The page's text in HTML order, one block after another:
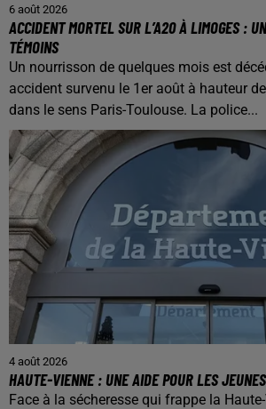
6 août 2026
ACCIDENT MORTEL SUR L’A20 À LIMOGES :
TÉMOINS
Un nourrisson de quelques mois est
accident survenu le 1er août à hauteur
dans le sens Paris-Toulouse. La police...
4 août 2026
HAUTE-VIENNE : UNE AIDE POUR LES
Face à la sécheresse qui frappe la